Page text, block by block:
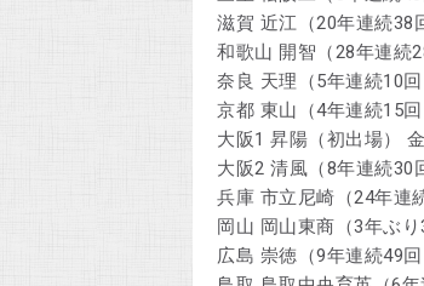
滋賀 近江（20年連続38
和歌山 開智（28年連続
奈良 天理（5年連続10
京都 東山（4年連続15
大阪1 昇陽（初出場）
大阪2 清風（8年連続30
兵庫 市立尼崎（24年連
岡山 岡山東商（3年ぶ
広島 崇徳（9年連続49